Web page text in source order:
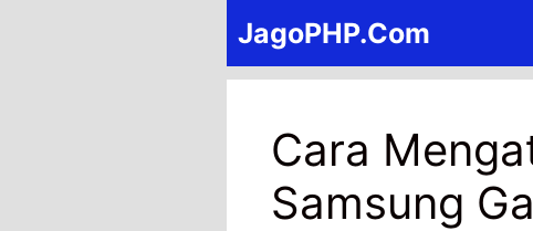
JagoPHP.Com
Cara
Samsung